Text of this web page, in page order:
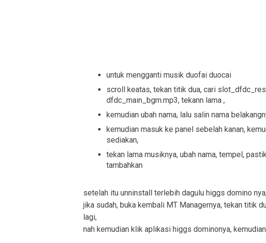
untuk mengganti musik duofai duocai
scroll keatas, tekan titik dua, cari
dfdc_main_bgm.mp3, tekann lama ,
kemudian ubah nama, lalu salin nama
kemudian masuk ke panel sebelah kanan,
sediakan,
tekan lama musiknya, ubah nama, tempel,
tambahkan
setelah itu unninstall terlebih dagulu higgs domino
jika sudah, buka kembali MT Managernya, tekan titik
lagi,
nah kemudian klik aplikasi higgs dominonya,